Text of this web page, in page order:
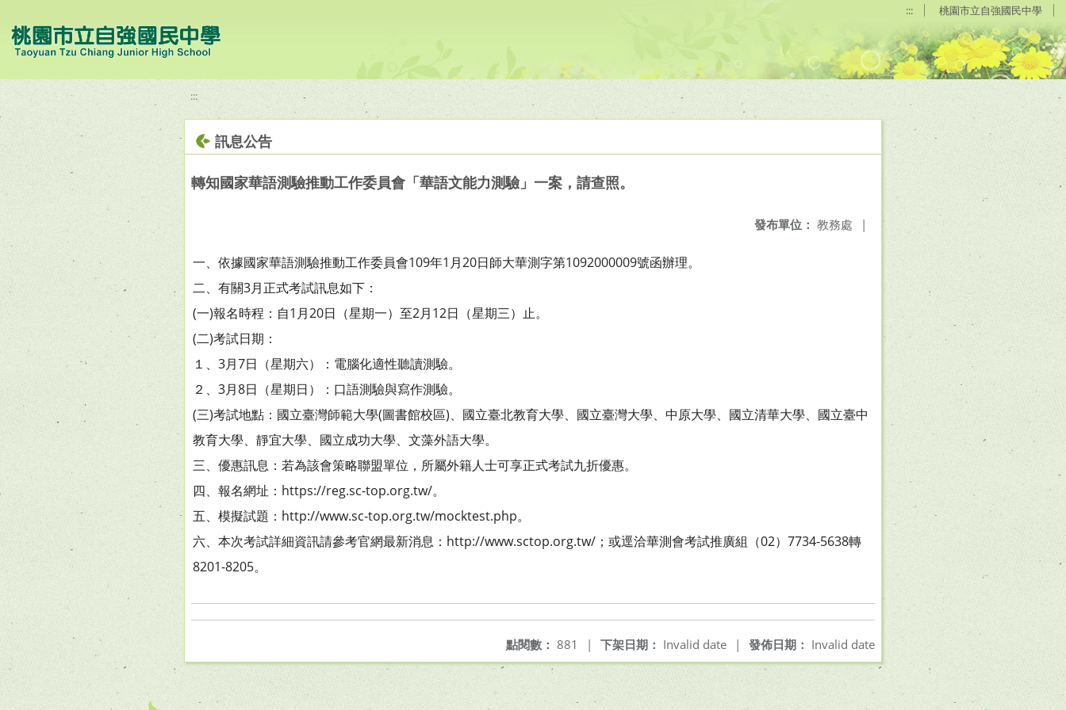
::: 桃園市立自強國民中學
:::
訊息公告
轉知國家華語測驗推動工作委員會「華語文能力測驗」一案，請查照。
發布單位： 教務處 |
一、依據國家華語測驗推動工作委員會109年1月20日師大華測字第1092000009號函辦理。
二、有關3月正式考試訊息如下：
(一)報名時程：自1月20日（星期一）至2月12日（星期三）止。
(二)考試日期：
１、3月7日（星期六）：電腦化適性聽讀測驗。
２、3月8日（星期日）：口語測驗與寫作測驗。
(三)考試地點：國立臺灣師範大學(圖書館校區)、國立臺北教育大學、國立臺灣大學、中原大學、國立清華大學、國立臺中
教育大學、靜宜大學、國立成功大學、文藻外語大學。
三、優惠訊息：若為該會策略聯盟單位，所屬外籍人士可享正式考試九折優惠。
四、報名網址：https://reg.sc-top.org.tw/。
五、模擬試題：http://www.sc-top.org.tw/mocktest.php。
六、本次考試詳細資訊請參考官網最新消息：http://www.sctop.org.tw/；或逕洽華測會考試推廣組（02）7734-5638轉
8201-8205。
發佈日期： Invalid date
下架日期： Invalid date |
點閱數： 881 |